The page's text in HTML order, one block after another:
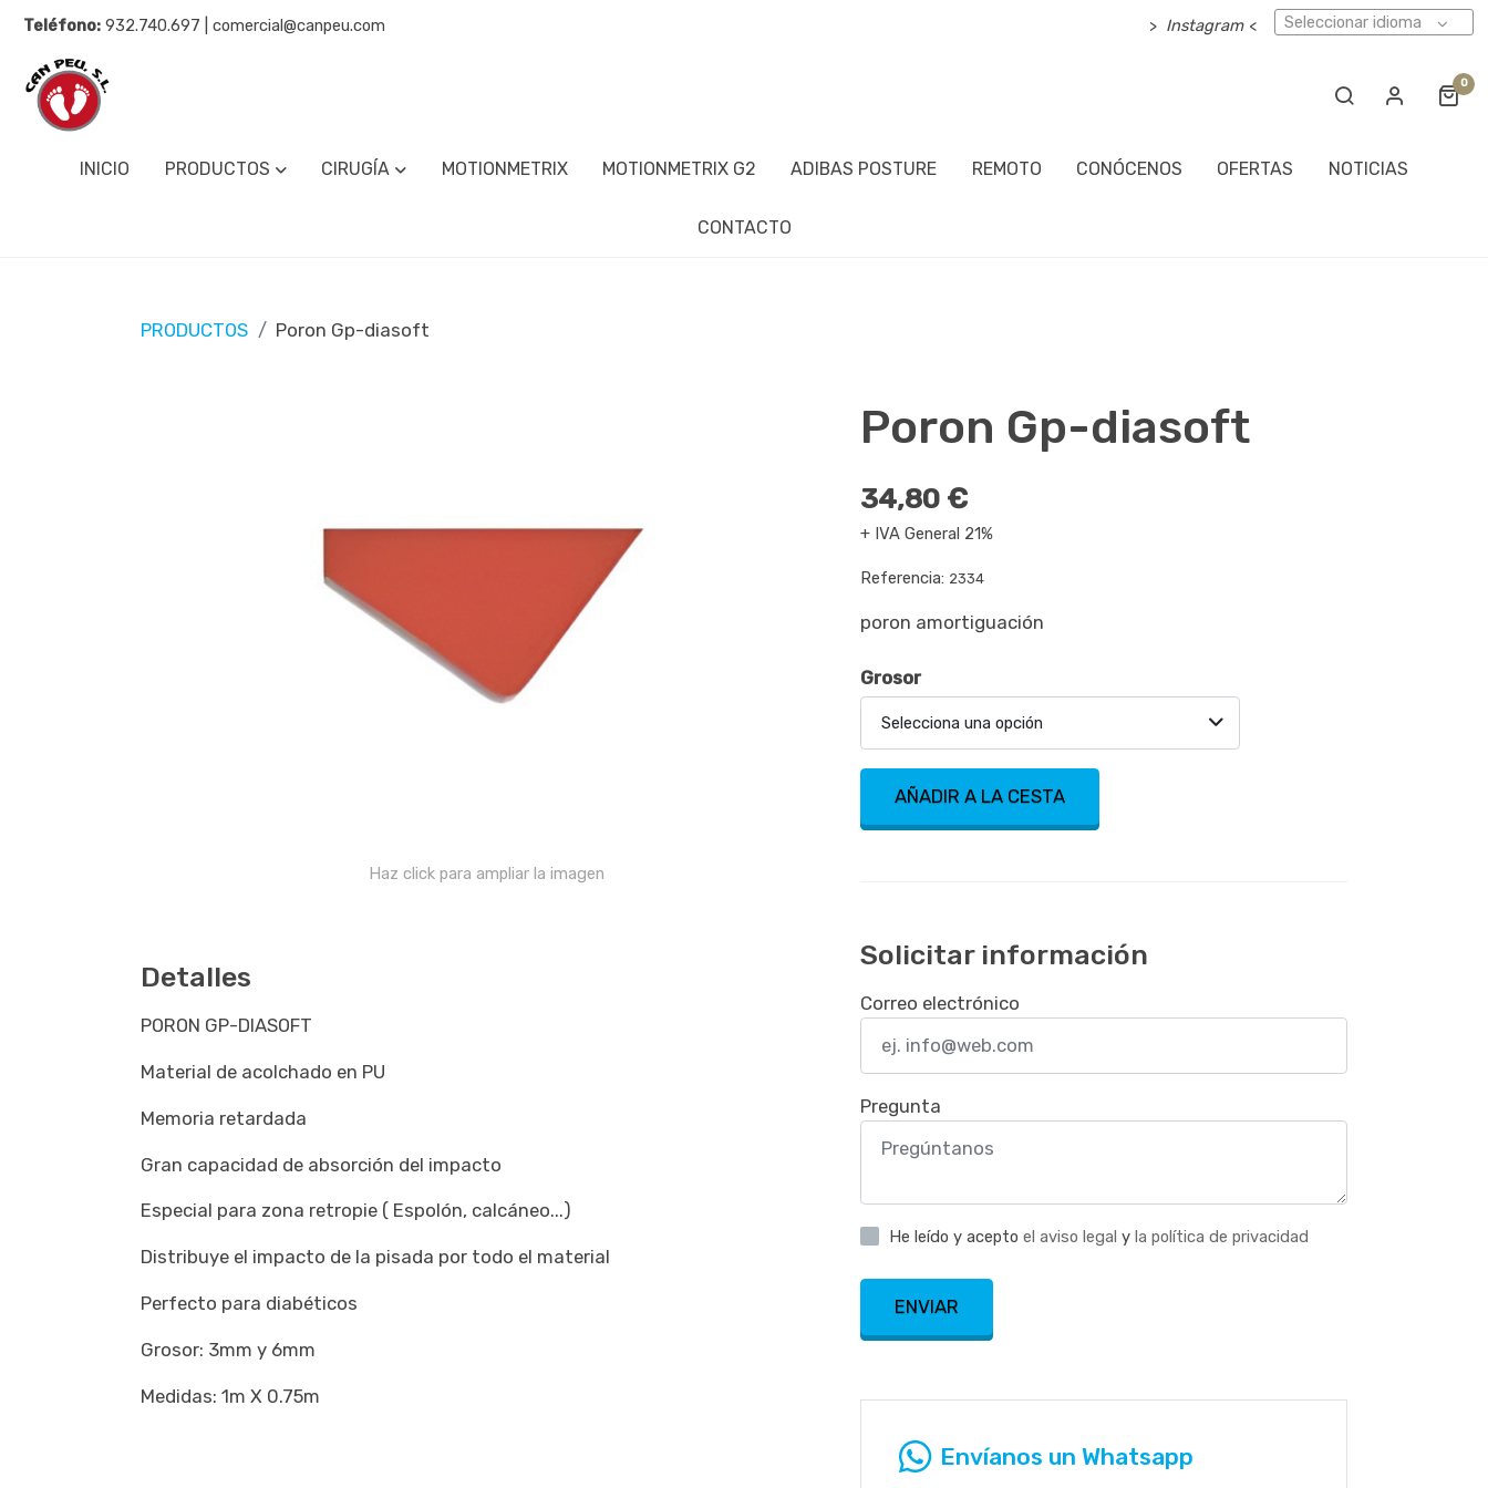
Teléfono:932.740.697 | comercial@canpeu.com > Instagram < Seleccionar idioma
0
INICIO PRODUCTOS CIRUGÍA MOTIONMETRIX MOTIONMETRIX G2 ADIBAS POSTURE REMOTO CONÓCENOS OFERTAS NOTICIAS
CONTACTO
PRODUCTOS Poron Gp-diasoft
Haz click para ampliar la imagen
Detalles
PORON GP-DIASOFT
Material de acolchado en PU
Memoria retardada
Gran capacidad de absorción del impacto
Especial para zona retropie ( Espolón, calcáneo...)
Distribuye el impacto de la pisada por todo el material
Perfecto para diabéticos
Grosor: 3mm y 6mm
Medidas: 1m X 0.75m
Poron Gp-diasoft
34,80 €
+ IVA General 21%
Referencia: 2334
poron amortiguación
Grosor
Selecciona una opción
AÑADIR A LA CESTA
Solicitar información
Correo electrónico
Pregunta
He leído y acepto el aviso legal y la política de privacidad
ENVIAR
Envíanos un Whatsapp